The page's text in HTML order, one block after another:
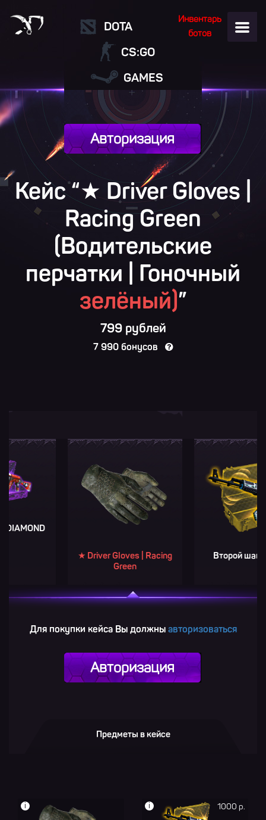
Инвентарь
ботов
DOTA
CS:GO
GAMES
Авторизация
Кейс “★ Driver Gloves |
Racing Green
(Водительские
перчатки | Гоночный
зелёный)”
799 рублей
7 990 бонусов
★ Driver Gloves | Racing
Второй шанс GOLD
Для покупки кейса Вы должны авторизоваться
Авторизация
Предметы в кейсе
i 1000 р.
i